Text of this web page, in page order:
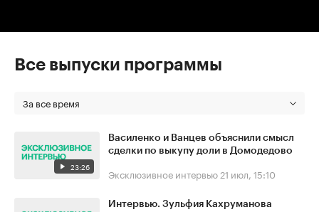
Все выпуски программы
За все время
23:26
Василенко и Ванцев объяснили смысл
сделки по выкупу доли в Домодедово
Эксклюзивное интервью 21 июл, 15:10
Интервью. Зульфия Кахруманова